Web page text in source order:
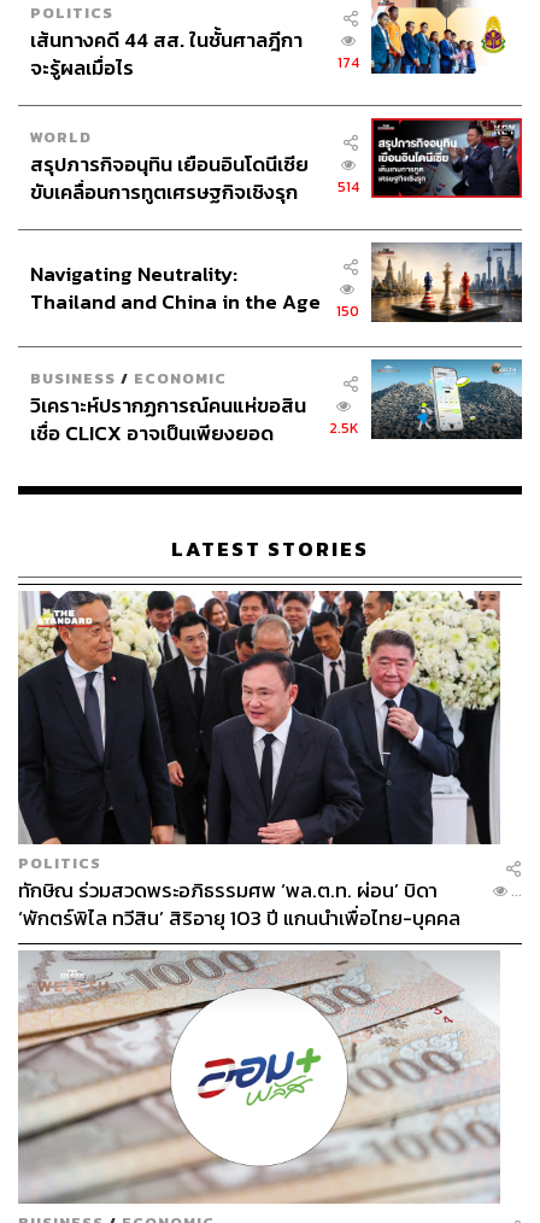
POLITICS
เส้นทางคดี 44 สส. ในชั้นศาลฎีกา
จะรู้ผลเมื่อไร
174
WORLD
สรุปภารกิจอนุทิน เยือนอินโดนีเซีย
ขับเคลื่อนการทูตเศรษฐกิจเชิงรุก
514
Navigating Neutrality:
Thailand and China in the Age
150
BUSINESS / ECONOMIC
วิเคราะห์ปรากฏการณ์คนแห่ขอสิน
เชื่อ CLICX อาจเป็นเพียงยอด
เรือนไทยที่ถูกซุกไว้
2.5K
LATEST STORIES
POLITICS
ทักษิณ ร่วมสวดพระอภิธรรมศพ ‘พล.ต.ท. ผ่อน’ บิดา
‘พักตร์พิไล ทวีสิน’ สิริอายุ 103 ปี แกนนำเพื่อไทย-บุคคล
หลากวงการร่วมอาลัย
...